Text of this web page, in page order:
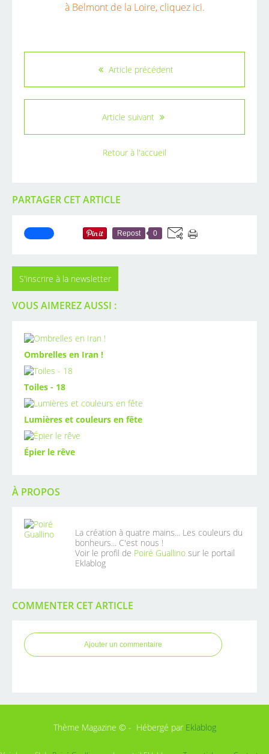
à Belmont de la Loire, cliquez ici.
Article précédent
Article suivant
Retour à l'accueil
PARTAGER CET ARTICLE
Repost 0
S'inscrire à la newsletter
VOUS AIMEREZ AUSSI :
Ombrelles en Iran !
Toiles - 18
Lumières et couleurs en fête
Épier le rêve
À PROPOS
La création à quatre mains... Les couleurs du
bonheurs... C'est nous !
Voir le profil de Poiré Guallino sur le portail
Eklablog
COMMENTER CET ARTICLE
Ajouter un commentaire
Thème Magazine © - Hébergé par Eklablog